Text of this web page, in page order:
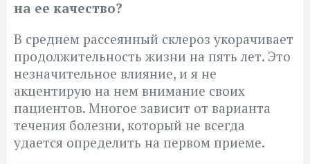
на ее качество?
В среднем рассеянный склероз укорачивает
продолжительность жизни на пять лет. Это
незначительное влияние, и я не
акцентирую на нем внимание своих
пациентов. Многое зависит от варианта
течения болезни, который не всегда
удается определить на первом приеме.